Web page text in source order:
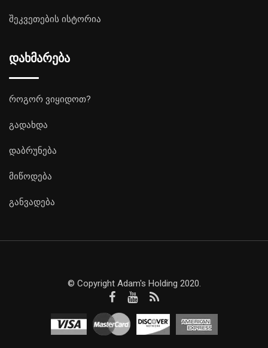
შეკვეთების ისტორია
დახმარება
როგორ ვიყიდოთ?
გადახდა
დაბრუნება
მიწოდება
განვადება
© Copyright Adam's Holding 2020.